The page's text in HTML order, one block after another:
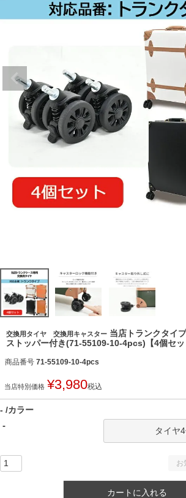
交換用タイヤ 交換用キャスター 当店トランクタイ
ストッパー付き(71-55109-10-4pcs)【4個セッ
商品番号 71-55109-10-4pcs
当店特別価格 ¥3,980税込
- カラー
- タイヤ
お
カートに入れる